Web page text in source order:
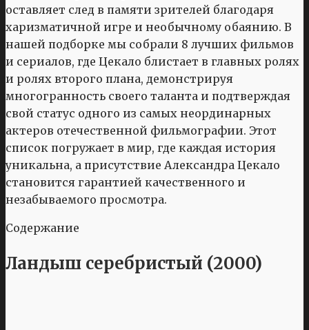
оставляет след в памяти зрителей благодаря
харизматичной игре и необычному обаянию. В
нашей подборке мы собрали 8 лучших фильмов
и сериалов, где Цекало блистает в главных ролях
и ролях второго плана, демонстрируя
многогранность своего таланта и подтверждая
свой статус одного из самых неординарных
актеров отечественной фильмографии. Этот
список погружает в мир, где каждая история
уникальна, а присутствие Александра Цекало
становится гарантией качественного и
незабываемого просмотра.
Содержание
Ландыш серебристый (2000)